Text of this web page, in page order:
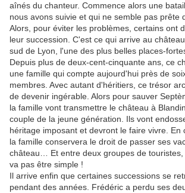
aînés du chanteur. Commence alors une
nous avons suivie et qui ne semble pas prête
Alors, pour éviter les problèmes, certains ont
leur succession. C'est ce qui arrive au
sud de Lyon, l'une des plus belles places-
Depuis plus de deux-cent-cinquante ans, ce
une famille qui compte aujourd'hui près de
membres. Avec autant d'héritiers, ce trésor
de devenir ingérable. Alors pour sauver
la famille vont transmettre le château à
couple de la jeune génération. Ils vont
héritage imposant et devront le faire vivre. En
la famille conservera le droit de passer ses
château… Et entre deux groupes de
va pas être simple !
Il arrive enfin que certaines successions se
pendant des années. Frédéric a perdu ses